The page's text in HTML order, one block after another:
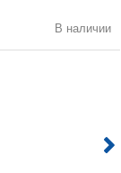
В наличии